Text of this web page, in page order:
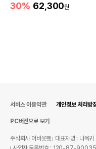
30% 62,300원
서비스 이용약관 개인정보 처리방
PC버전으로 보기
주식회사 어바웃펫
대표자명 : 나옥귀